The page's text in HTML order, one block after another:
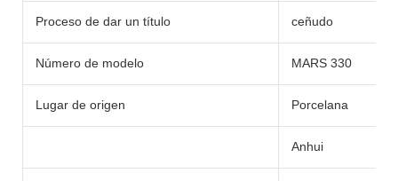
Proceso de dar un título ceñudo
Número de modelo MARS 330
Lugar de origen Porcelana
Anhui